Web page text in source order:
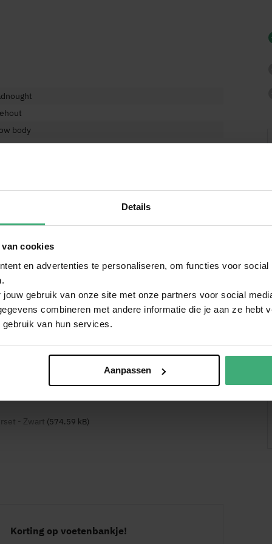
Details
cookies
en advertenties te personaliseren, om functies voor social
gebruik van onze site met onze partners voor social
combineren met andere informatie die je aan ze hebt
van hun services.
Aanpassen
body
toepassing
- 4/4 - Zwart
en elektrische gitaren
- Zwart (574.59 kB)
Korting op voetenbankje!